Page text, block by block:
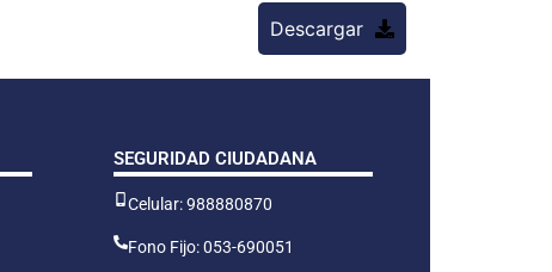
Descargar
SEGURIDAD CIUDADANA
Celular: 988880870
Fono Fijo: 053-690051